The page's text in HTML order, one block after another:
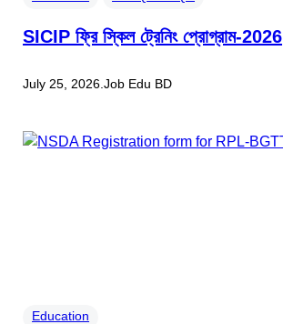
SICIP ফ্রি স্কিল ট্রেনিং প্রোগ্রাম-2026
July 25, 2026 .Job Edu BD
Education